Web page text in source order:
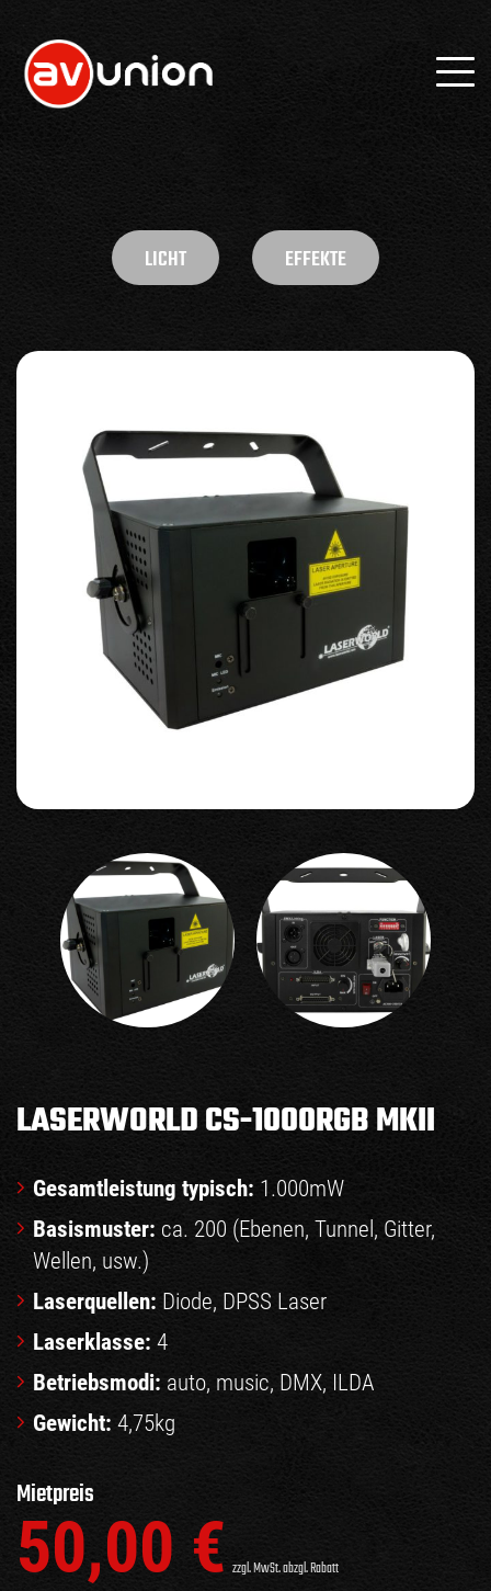
LICHT EFFEKTE
LASERWORLD CS-1000RGB MKII
Gesamtleistung typisch: 1.000mW
Basismuster: ca. 200 (Ebenen, Tunnel, Gitter,
Wellen, usw.)
Laserquellen: Diode, DPSS Laser
Laserklasse: 4
Betriebsmodi: auto, music, DMX, ILDA
Gewicht: 4,75kg
Mietpreis
50,00 € zzgl. MwSt. abzgl. Rabatt